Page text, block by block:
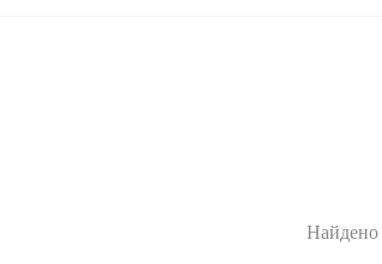
Найдено